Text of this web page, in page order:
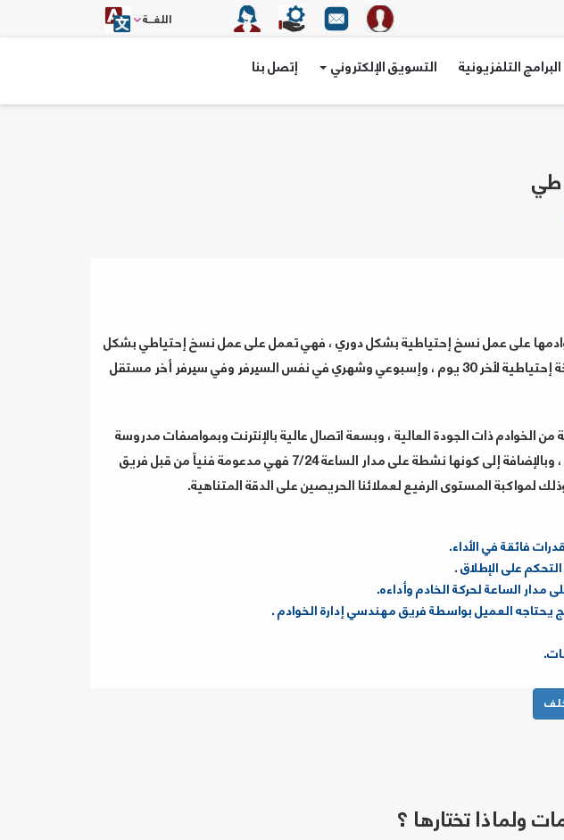
اللغــة
البرامج التلفزيونية التسويق الإلكتروني إتصل بنا
على عمل نسخ إحتياطية بشكل دوري ، فهي تعمل على عمل نسخ إحتياطي بشكل
يومي ، حيث تحتفظ بعدد 30 نسخة إحتياطية لأخر 30 يوم ، وإسبوعي وشهري في نفس السيرفر وفي سيرفر أخر مستقل
الخوادم ذات الجودة العالية ، وبسعة اتصال عالية بالإنترنت وبمواصفات مدروسة
بعناية لتلبي الاختيارات المتنامية ، وبالإضافة إلى كونها نشطة على مدار الساعة 7/24 فهي مدعومة فنياً من قبل فريق
لمواكبة المستوى الرفيع لعملائنا الحريصين على الدقة المتناهية.
فائقة في الأداء.
على الإطلاق .
مدار الساعة لحركة الخادم وأداءه.
يحتاجه العميل بواسطة فريق مهندسي إدارة الخوادم .
ولماذا تختارها ؟